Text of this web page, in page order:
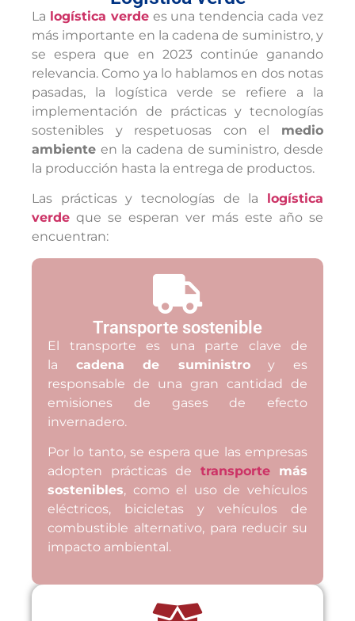
La logística verdees una tendencia cada vez
más importante en la cadena de suministro, y
se espera que en 2023 continúe ganando
relevancia. Como ya lo hablamos en dos notas
pasadas, la logística verde se refiere a la
implementación de prácticas y tecnologías
sostenibles y respetuosas con el medio
ambiente en la cadena de suministro, desde
la producción hasta la entrega de productos.
Las prácticas y tecnologías de la
logística
verde que se esperan ver más este año se
encuentran:
Transporte sostenible
El transporte es una parte clave de
la cadena de suministroy es
responsable de una gran cantidad de
emisiones de gases de efecto
invernadero.
Por lo tanto, se espera que las empresas
adopten prácticas de transportemás
sostenibles, como el uso de vehículos
eléctricos, bicicletas y vehículos de
combustible alternativo, para reducir su
impacto ambiental.